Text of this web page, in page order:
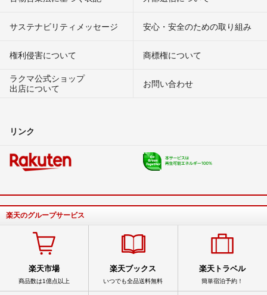
サステナビリティメッセージ 安心・安全のための取り組み
権利侵害について
商標権について
ラクマ公式ショップ
出店について
お問い合わせ
リンク
楽天のグループサービス
楽天市場
商品数は1億点以上
楽天ブックス
いつでも全品送料無料
楽天トラベル
簡単宿泊予約！